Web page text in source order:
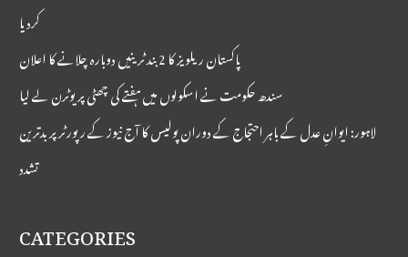
کردیا
پاکستان ریلویز کا 2 بند ٹرینیں دوبارہ چلانے کا اعلان
سندھ حکومت نے اسکولوں میں ہفتے کی چھٹی پر یوٹرن لے لیا
لاہور: ایوانِ عدل کے باہر احتجاج کے دوران پولیس کا آج نیوز کے رپورٹر پر بدترین
تشدد
CATEGORIES